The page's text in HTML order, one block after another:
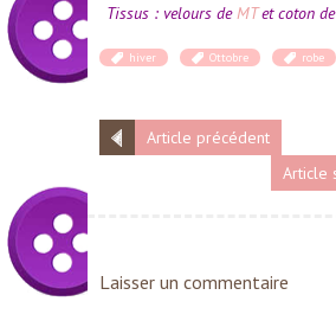
Tissus : velours de MTet coton de
hiver Ottobre robe
Article précédent
Article
Laisser un commentaire